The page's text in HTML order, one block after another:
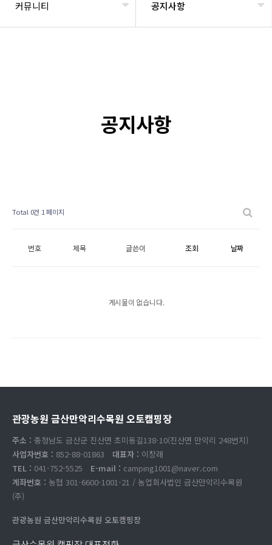
커뮤니티 공지사항
공지사항
Total 0건 1 페이지
번호 제목 글쓴이 조회 날짜
게시물이 없습니다.
관광농원 금산만악리수목원 오토캠핑장
주소 : 충청남도 금산군 진산면 초미동길138-10(진산면 만악리 248번지)
사업자번호 : 852-88-01863 대표자 : 이창래
TEL : 041-752-5525 E-mail : camping1001@naver.com
계좌번호 : 농협 301-6600-1001-21 / 농업회사법인 금산만악리수목원
(주)
관광농원 금산만악리수목원 오토캠핑장